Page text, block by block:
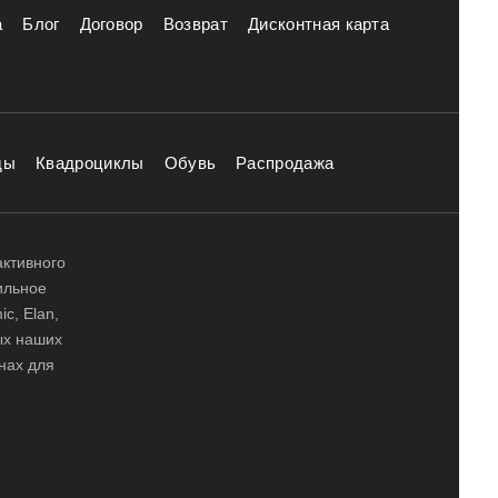
Блог Договор Возврат Дисконтная карта
Квадроциклы Обувь Распродажа
Elan,
наших
для